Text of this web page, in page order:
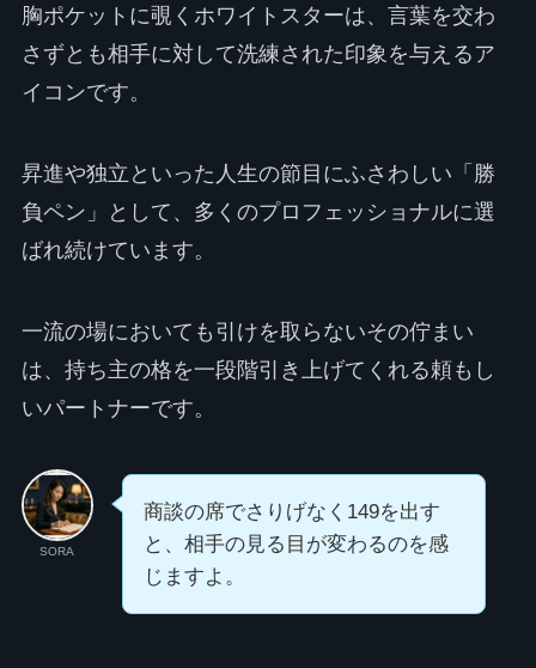
胸ポケットに覗くホワイトスターは、言葉を交わ
さずとも相手に対して洗練された印象を与えるア
イコンです。
昇進や独立といった人生の節目にふさわしい「勝
負ペン」として、多くのプロフェッショナルに選
ばれ続けています。
一流の場においても引けを取らないその佇まい
は、持ち主の格を一段階引き上げてくれる頼もし
いパートナーです。
SORA
商談の席でさりげなく149を出す
と、相手の見る目が変わるのを感
じますよ。